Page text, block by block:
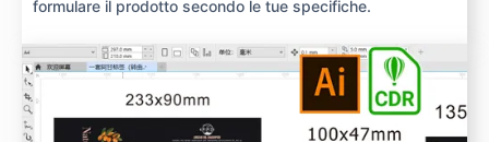
formulare il prodotto secondo le tue specifiche.